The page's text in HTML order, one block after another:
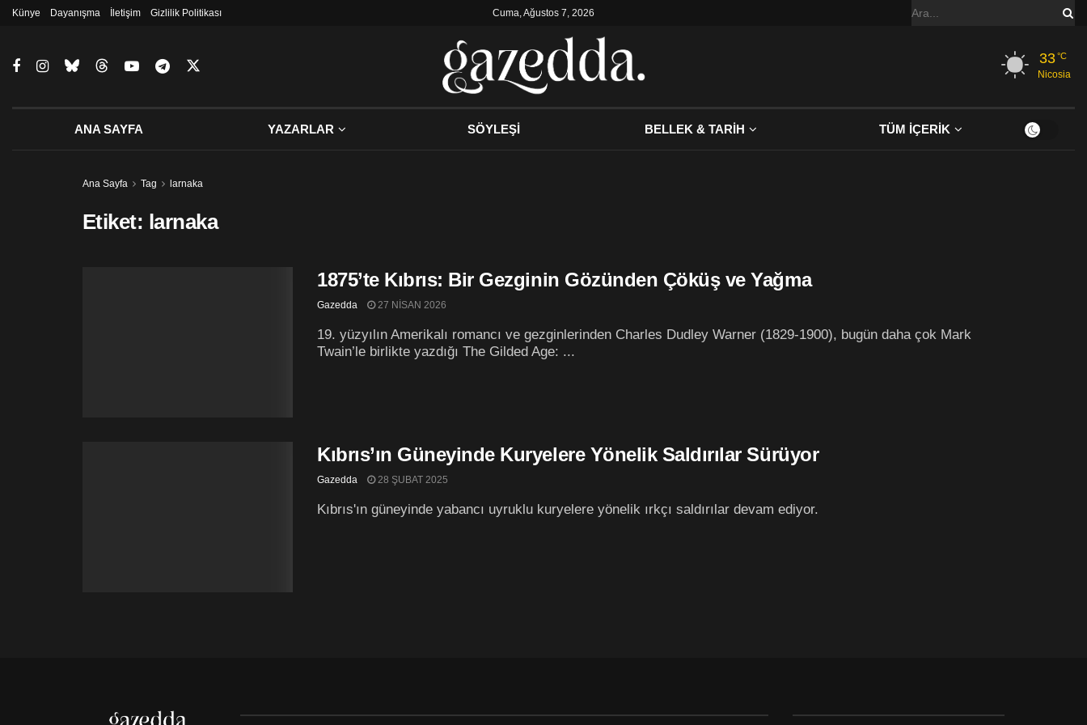
Künye Dayanışma İletişim Gizlilik Politikası Cuma, Ağustos 7, 2026
33°C
Nicosia
ANA SAYFA YAZARLAR SÖYLEŞİ BELLEK & TARİH TÜM İÇERİK
Ana Sayfa Tag larnaka
Etiket: larnaka
1875’te Kıbrıs: Bir Gezginin Gözünden Çöküş ve Yağma
Gazedda 27 NISAN 2026
19. yüzyılın Amerikalı romancı ve gezginlerinden Charles Dudley Warner (1829-1900), bugün daha çok Mark
Twain’le birlikte yazdığı The Gilded Age: ...
Kıbrıs’ın Güneyinde Kuryelere Yönelik Saldırılar Sürüyor
Gazedda 28 ŞUBAT 2025
Kıbrıs'ın güneyinde yabancı uyruklu kuryelere yönelik ırkçı saldırılar devam ediyor.